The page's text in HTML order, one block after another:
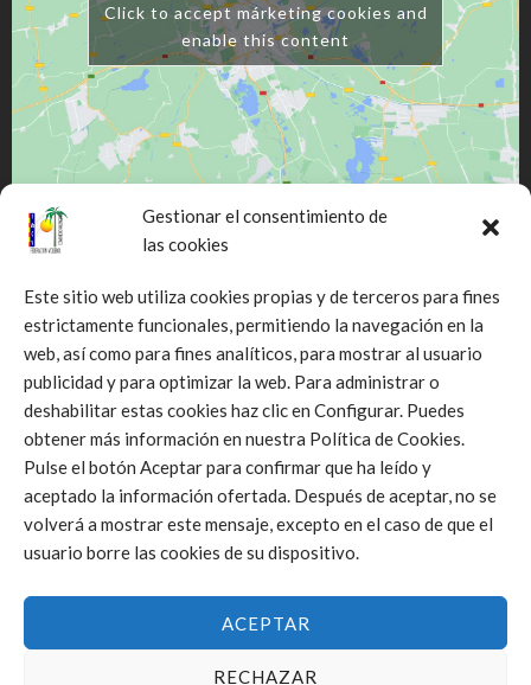
Gestionar el consentimiento de
las cookies
Este sitio web utiliza cookies propias y de terceros para fines
estrictamente funcionales, permitiendo la navegación en la
web, así como para fines analíticos, para mostrar al usuario
publicidad y para optimizar la web. Para administrar o
deshabilitar estas cookies haz clic en Configurar. Puedes
obtener más información en nuestra Política de Cookies.
Pulse el botón Aceptar para confirmar que ha leído y
aceptado la información ofertada. Después de aceptar, no se
volverá a mostrar este mensaje, excepto en el caso de que el
usuario borre las cookies de su dispositivo.
ACEPTAR
RECHAZAR
Click to accept márketing cookies and
enable this content
Click to accept márketing cookies and
enable this content